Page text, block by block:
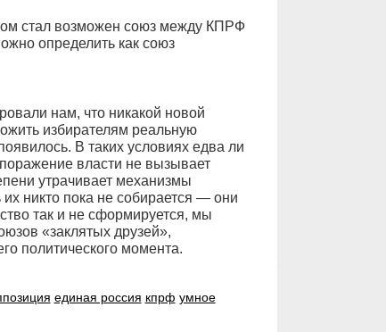
стал возможен союз между КПРФ
определить как союз
нам, что никакой новой
избирателям реальную
В таких условиях едва ли
власти не вызывает
утрачивает механизмы
никто пока не собирается — они
так и не сформируется, мы
«заклятых друзей»,
политического момента.
единая россия кпрф умное